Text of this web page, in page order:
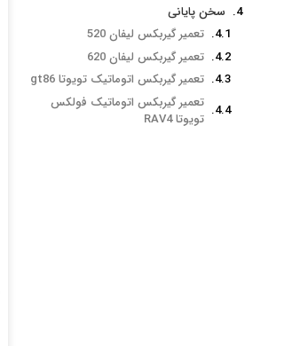
سخن پایانی
تعمیر گیربکس لیفان 520
تعمیر گیربکس لیفان 620
تعمیر گیربکس اتوماتیک تویوتا gt86
تعمیر گیربکس اتوماتیک فولکس
تویوتا RAV4